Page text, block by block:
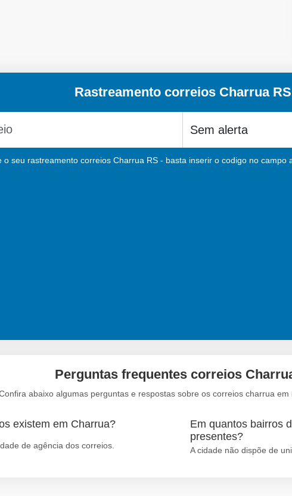
Rastreamento correios Charrua RS
o seu rastreamento correios Charrua RS - basta inserir o codigo no campo
Perguntas frequentes correios
abaixo algumas perguntas e respostas sobre os correios charrua em
existem em Charrua?
de agência dos correios.
Em quantos bairros
presentes?
A cidade não dispõe de